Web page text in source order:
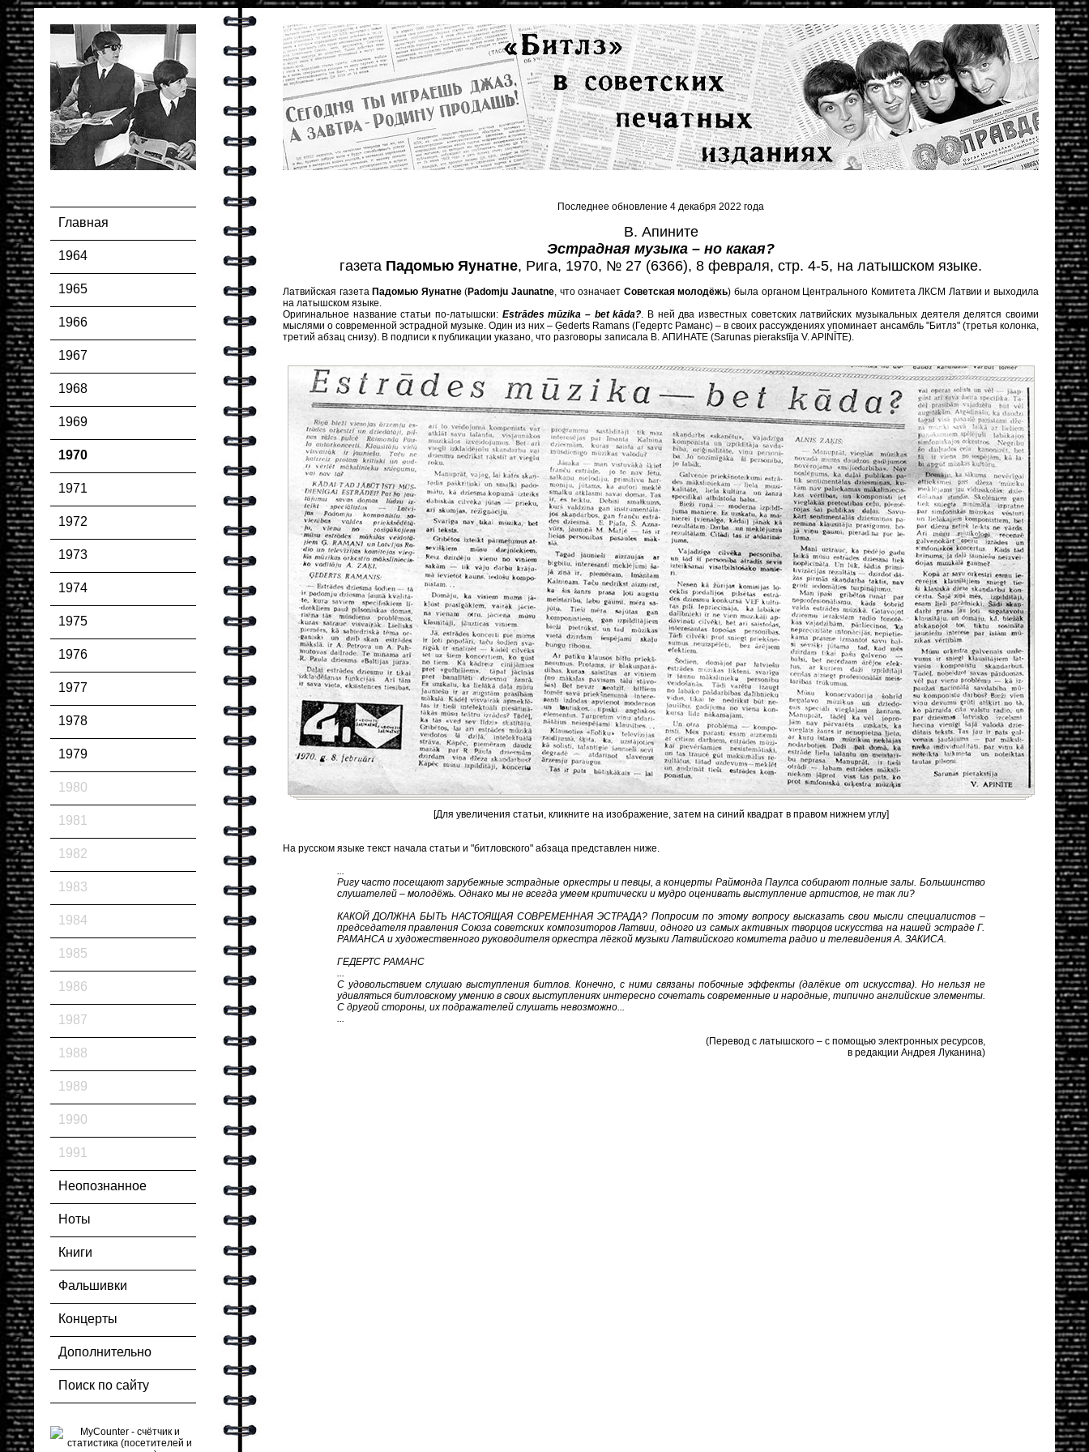
Главная
1964
1965
1966
1967
1968
1969
1970
1971
1972
1973
1974
1975
1976
1977
1978
1979
1980
1981
1982
1983
1984
1985
1986
1987
1988
1989
1990
1991
Неопознанное
Ноты
Книги
Фальшивки
Концерты
Дополнительно
Поиск по сайту
Последнее обновление 4 декабря 2022 года
В. Апините
Эстрадная музыка – но какая?
газета Падомью Яунатне, Рига, 1970, № 27 (6366), 8 февраля, стр. 4-5, на латышском языке.
Латвийская газета Падомью Яунатне(Padomju Jaunatne, что означает Советская молодёжь) была органом Центрального Комитета ЛКСМ Латвии и выходила
на латышском языке.
Оригинальное название статьи по-латышски: Estrādes mūzika – bet kāda?. В ней два известных советских латвийских музыкальных деятеля делятся своими
мыслями о современной эстрадной музыке. Один из них – Ģederts Ramans (Гедертс Раманс) – в своих рассуждениях упоминает ансамбль "Битлз" (третья колонка,
третий абзац снизу). В подписи к публикации указано, что разговоры записала В. АПИНАТЕ (Sarunas pierakstīja V. APINĪTE).
[Для увеличения статьи, кликните на изображение, затем на синий квадрат в правом нижнем углу]
На русском языке текст начала статьи и "битловского" абзаца представлен ниже.
...
Ригу часто посещают зарубежные эстрадные оркестры и певцы, а концерты Раймонда Паулса собирают полные залы. Большинство
слушателей – молодёжь. Однако мы не всегда умеем критически и мудро оценивать выступление артистов, не так ли?
КАКОЙ ДОЛЖНА БЫТЬ НАСТОЯЩАЯ СОВРЕМЕННАЯ ЭСТРАДА? Попросим по этому вопросу высказать свои мысли специалистов –
председателя правления Союза советских композиторов Латвии, одного из самых активных творцов искусства на нашей эстраде Г.
РАМАНСА и художественного руководителя оркестра лёгкой музыки Латвийского комитета радио и телевидения А. ЗАКИСА.
ГЕДЕРТС РАМАНС
...
С удовольствием слушаю выступления битлов. Конечно, с ними связаны побочные эффекты (далёкие от искусства). Но нельзя не
удивляться битловскому умению в своих выступлениях интересно сочетать современные и народные, типично английские элементы.
С другой стороны, их подражателей слушать невозможно...
...
(Перевод с латышского – с помощью электронных ресурсов,
в редакции Андрея Луканина)